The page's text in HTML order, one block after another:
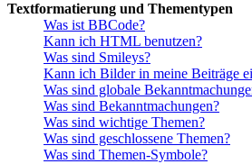
Textformatierung und Thementypen
Was ist BBCode?
Kann ich HTML benutzen?
Was sind Smileys?
Kann ich Bilder in meine Beiträge
Was sind globale
Was sind Bekanntmachungen?
Was sind wichtige Themen?
Was sind geschlossene Themen?
Was sind Themen-Symbole?